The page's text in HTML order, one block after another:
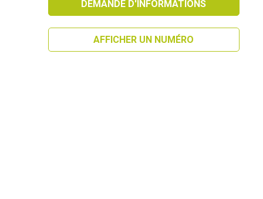
DEMANDE D'INFORMATIONS
AFFICHER UN NUMÉRO